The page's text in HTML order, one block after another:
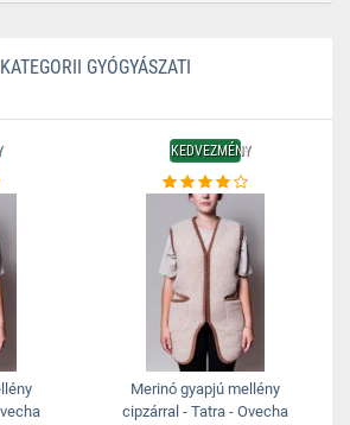
GYÓGYÁSZATI
KEDVEZMÉNY
Merinó gyapjú mellény
cipzárral - Tatra - Ovecha